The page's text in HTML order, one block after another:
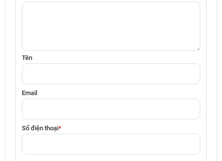
Tên
Email
Số điện thoại*